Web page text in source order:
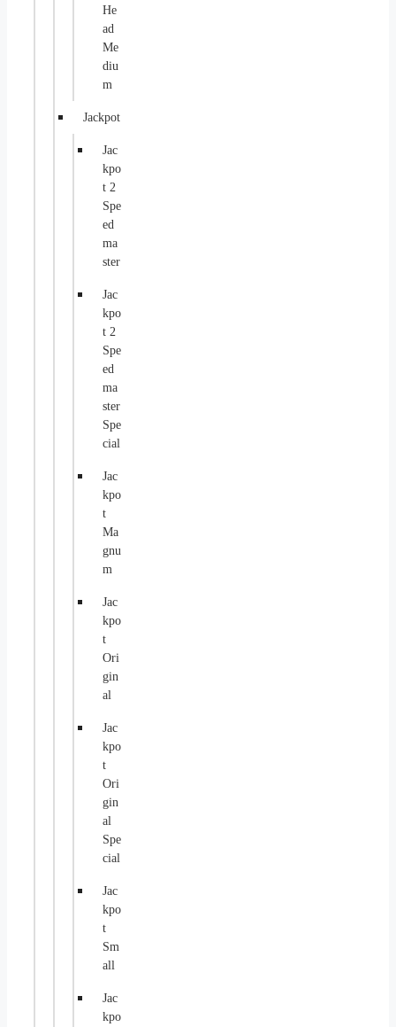
He
ad
Me
diu
m
Jackpot
Jac
kpo
t 2
Spe
ed
ma
ster
Jac
kpo
t 2
Spe
ed
ma
ster
Spe
cial
Jac
kpo
t
Ma
gnu
m
Jac
kpo
t
Ori
gin
al
Jac
kpo
t
Ori
gin
al
Spe
cial
Jac
kpo
t
Sm
all
Jac
kpo